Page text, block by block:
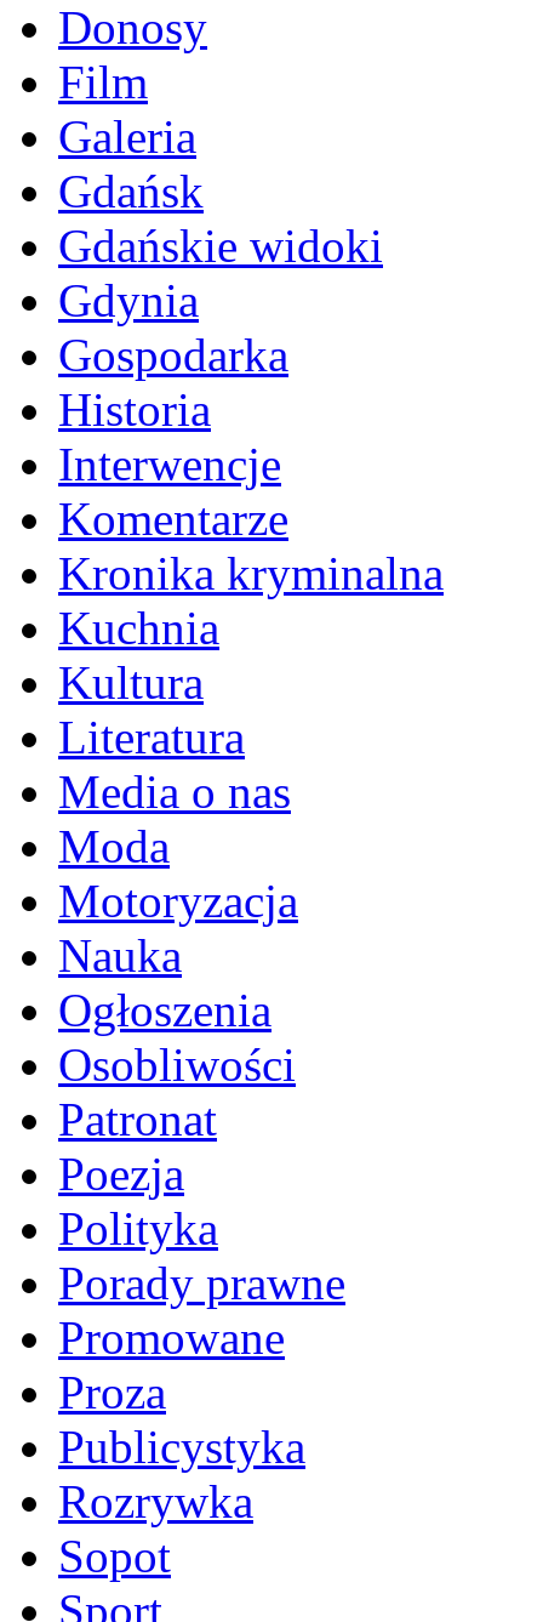
Donosy
Film
Galeria
Gdańsk
Gdańskie widoki
Gdynia
Gospodarka
Historia
Interwencje
Komentarze
Kronika kryminalna
Kuchnia
Kultura
Literatura
Media o nas
Moda
Motoryzacja
Nauka
Ogłoszenia
Osobliwości
Patronat
Poezja
Polityka
Porady prawne
Promowane
Proza
Publicystyka
Rozrywka
Sopot
Sport